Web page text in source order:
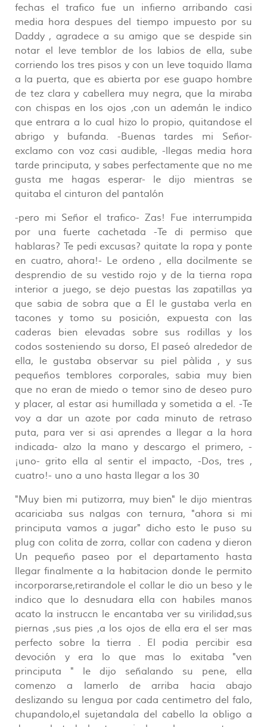
fechas el trafico fue un infierno arribando casi
media hora despues del tiempo impuesto por su
Daddy , agradece a su amigo que se despide sin
notar el leve temblor de los labios de ella, sube
corriendo los tres pisos y con un leve toquido llama
a la puerta, que es abierta por ese guapo hombre
de tez clara y cabellera muy negra, que la miraba
con chispas en los ojos ,con un ademán le indico
que entrara a lo cual hizo lo propio, quitandose el
abrigo y bufanda. -Buenas tardes mi Señor-
exclamo con voz casi audible, -llegas media hora
tarde principuta, y sabes perfectamente que no me
gusta me hagas esperar- le dijo mientras se
quitaba el cinturon del pantalón
-pero mi Señor el trafico- Zas! Fue interrumpida
por una fuerte cachetada -Te di permiso que
hablaras? Te pedi excusas? quitate la ropa y ponte
en cuatro, ahora!- Le ordeno , ella docilmente se
desprendio de su vestido rojo y de la tierna ropa
interior a juego, se dejo puestas las zapatillas ya
que sabia de sobra que a El le gustaba verla en
tacones y tomo su posición, expuesta con las
caderas bien elevadas sobre sus rodillas y los
codos sosteniendo su dorso, El paseó alrededor de
ella, le gustaba observar su piel pàlida , y sus
pequeños temblores corporales, sabia muy bien
que no eran de miedo o temor sino de deseo puro
y placer, al estar asi humillada y sometida a el. -Te
voy a dar un azote por cada minuto de retraso
puta, para ver si asi aprendes a llegar a la hora
indicada- alzo la mano y descargo el primero, -
¡uno- grito ella al sentir el impacto, -Dos, tres ,
cuatro!- uno a uno hasta llegar a los 30
"Muy bien mi putizorra, muy bien" le dijo mientras
acariciaba sus nalgas con ternura, "ahora si mi
principuta vamos a jugar" dicho esto le puso su
plug con colita de zorra, collar con cadena y dieron
Un pequeño paseo por el departamento hasta
llegar finalmente a la habitacion donde le permito
incorporarse,retirandole el collar le dio un beso y le
indico que lo desnudara ella con habiles manos
acato la instruccn le encantaba ver su virilidad,sus
piernas ,sus pies ,a los ojos de ella era el ser mas
perfecto sobre la tierra . El podia percibir esa
devoción y era lo que mas lo exitaba "ven
principuta " le dijo señalando su pene, ella
comenzo a lamerlo de arriba hacia abajo
deslizando su lengua por cada centimetro del falo,
chupandolo,el sujetandala del cabello la obligo a